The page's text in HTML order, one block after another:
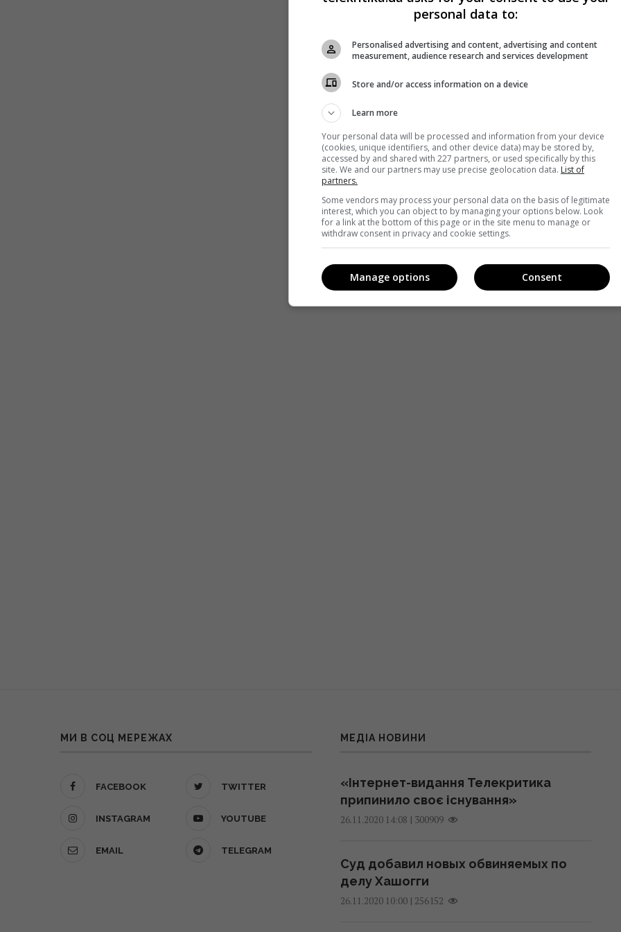
МИ В СОЦ МЕРЕЖАХ
FACEBOOK TWITTER
INSTAGRAM YOUTUBE
EMAIL TELEGRAM
МЕДІА НОВИНИ
«Інтернет-видання Телекритика
припинило своє існування»
26.11.2020 14:08 | 300909
Суд добавил новых обвиняемых по
делу Хашогги
26.11.2020 10:00| 256152
personal data to:
Personalised advertising and content, advertising and content
measurement, audience research and services development
Store and/or access information on a device
Learn more
Your personal data will be processed and information from your device
(cookies, unique identifiers, and other device data) may be stored by,
accessed by and shared with 227 partners, or used specifically by this
site. We and our partners may use precise geolocation data. List of
partners.
Some vendors may process your personal data on the basis of legitimate
interest, which you can object to by managing your options below. Look
for a link at the bottom of this page or in the site menu to manage or
withdraw consent in privacy and cookie settings.
Consent
Manage options